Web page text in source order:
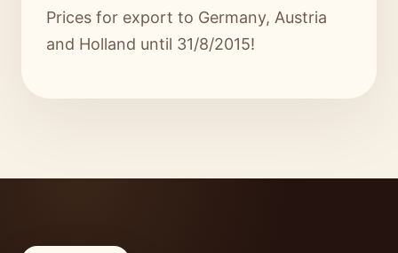
Prices for export to Germany, Austria
and Holland until 31/8/2015!